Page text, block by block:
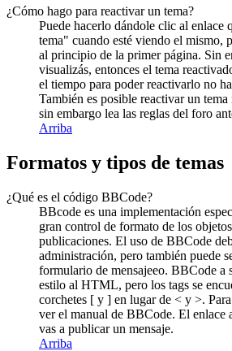
¿Cómo hago para reactivar un tema?
Puede hacerlo dándole clic al enlace
tema" cuando esté viendo el mismo,
al principio de la primer página. Sin
visualizás, entonces el tema
el tiempo para poder reactivarlo no
También es posible reactivar un
sin embargo lea las reglas del foro
Arriba
Formatos y tipos de temas
¿Qué es el código BBCode?
BBcode es una implementación
gran control de formato de los
publicaciones. El uso de BBCode
administración, pero también puede
formulario de mensajeeo. BBCode a
estilo al HTML, pero los tags se
corchetes [ y ] en lugar de < y >.
ver el manual de BBCode. El enlace
vas a publicar un mensaje.
Arriba